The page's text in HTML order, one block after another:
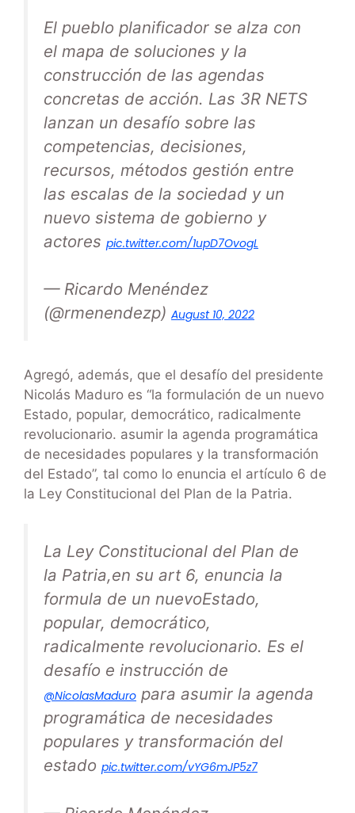
El pueblo planificador se alza con
el mapa de soluciones y la
construcción de las agendas
concretas de acción. Las 3R NETS
lanzan un desafío sobre las
competencias, decisiones,
recursos, métodos gestión entre
las escalas de la sociedad y un
nuevo sistema de gobierno y
actores pic.twitter.com/1upD7OvogL
— Ricardo Menéndez
(@rmenendezp) August 10, 2022
Agregó, además, que el desafío del presidente
Nicolás Maduro es “la formulación de un nuevo
Estado, popular, democrático, radicalmente
revolucionario. asumir la agenda programática
de necesidades populares y la transformación
del Estado”, tal como lo enuncia el artículo 6 de
la Ley Constitucional del Plan de la Patria.
La Ley Constitucional del Plan de
la Patria,en su art 6, enuncia la
formula de un nuevoEstado,
popular, democrático,
radicalmente revolucionario. Es el
desafío e instrucción de
@NicolasMaduro para asumir la agenda
programática de necesidades
populares y transformación del
estado pic.twitter.com/vYG6mJP5z7